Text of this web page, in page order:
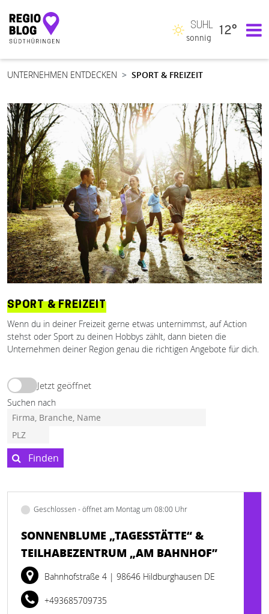
Hauptnavigation
SUHL
sonnig
12°
UNTERNEHMEN ENTDECKEN SPORT & FREIZEIT
SPORT & FREIZEIT
Wenn du in deiner Freizeit gerne etwas unternimmst, auf Action
stehst oder Sport zu deinen Hobbys zählt, dann bieten die
Unternehmen deiner Region genau die richtigen Angebote für dich.
Jetzt geöffnet
Suchen nach
Finden
Geschlossen - öffnet am Montag um 08:00 Uhr
SONNENBLUME „TAGESSTÄTTE“ &
TEILHABEZENTRUM „AM BAHNHOF”
Bahnhofstraße 4 | 98646 Hildburghausen DE
+493685709735